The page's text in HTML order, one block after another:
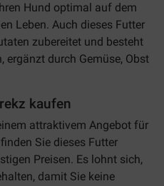
Hund optimal auf dem
Leben. Auch dieses Futter
zubereitet und besteht
ergänzt durch Gemüse, Obst
kaufen
attraktivem Angebot für
Sie dieses Futter
Preisen. Es lohnt sich,
damit Sie keine